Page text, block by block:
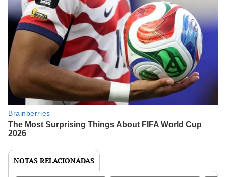
NOTAS RELACIONADAS